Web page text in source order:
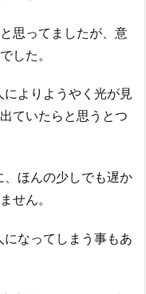
思ってましたが、意
した。
よりようやく光が見
ていたらと思うとつ
ほんの少しでも遅か
せん。
なってしまう事もあ